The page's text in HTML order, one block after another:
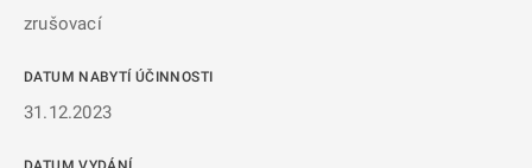
zrušovací
DATUM NABYTÍ ÚČINNOSTI
31.12.2023